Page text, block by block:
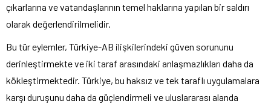
çıkarlarına ve vatandaşlarının temel haklarına yapılan bir saldırı
olarak değerlendirilmelidir.
Bu tür eylemler, Türkiye-AB ilişkilerindeki güven sorununu
derinleştirmekte ve iki taraf arasındaki anlaşmazlıkları daha da
kökleştirmektedir. Türkiye, bu haksız ve tek taraflı uygulamalara
karşı duruşunu daha da güçlendirmeli ve uluslararası alanda